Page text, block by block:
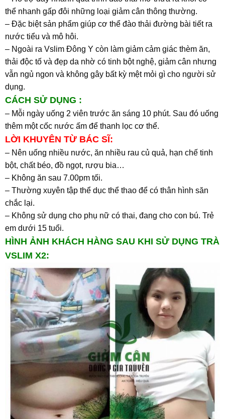
thể nhanh gấp đôi những loại giảm cân thông thường.
– Đặc biệt sản phẩm giúp cơ thể đào thải đường bài tiết ra
nước tiểu và mô hôi.
– Ngoài ra Vslim Đông Y còn làm giảm cảm giác thèm ăn,
thải độc tố và đẹp da nhờ có tinh bột nghệ, giảm cân nhưng
vẫn ngủ ngon và không gây bất kỳ mệt mỏi gì cho người sử
dụng.
CÁCH SỬ DỤNG :
– Mỗi ngày uống 2 viên trước ăn sáng 10 phút. Sau đó uống
thêm một cốc nước ấm để thanh lọc cơ thể.
LỜI KHUYÊN TỪ BÁC SĨ:
– Nên uống nhiều nước, ăn nhiều rau củ quả, hạn chế tinh
bột, chất béo, đồ ngọt, rượu bia…
– Không ăn sau 7.00pm tối.
– Thường xuyên tập thể dục thể thao để có thân hình săn
chắc lại.
– Không sử dụng cho phụ nữ có thai, đang cho con bú. Trẻ
em dưới 15 tuổi.
HÌNH ẢNH KHÁCH HÀNG SAU KHI SỬ DỤNG TRÀ
VSLIM X2: